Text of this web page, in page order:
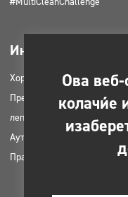
Индустриес
Хоретз
Предузећа за чишћење
лепота
Ауто перионице
Праонице
Ова веб-
колачиће